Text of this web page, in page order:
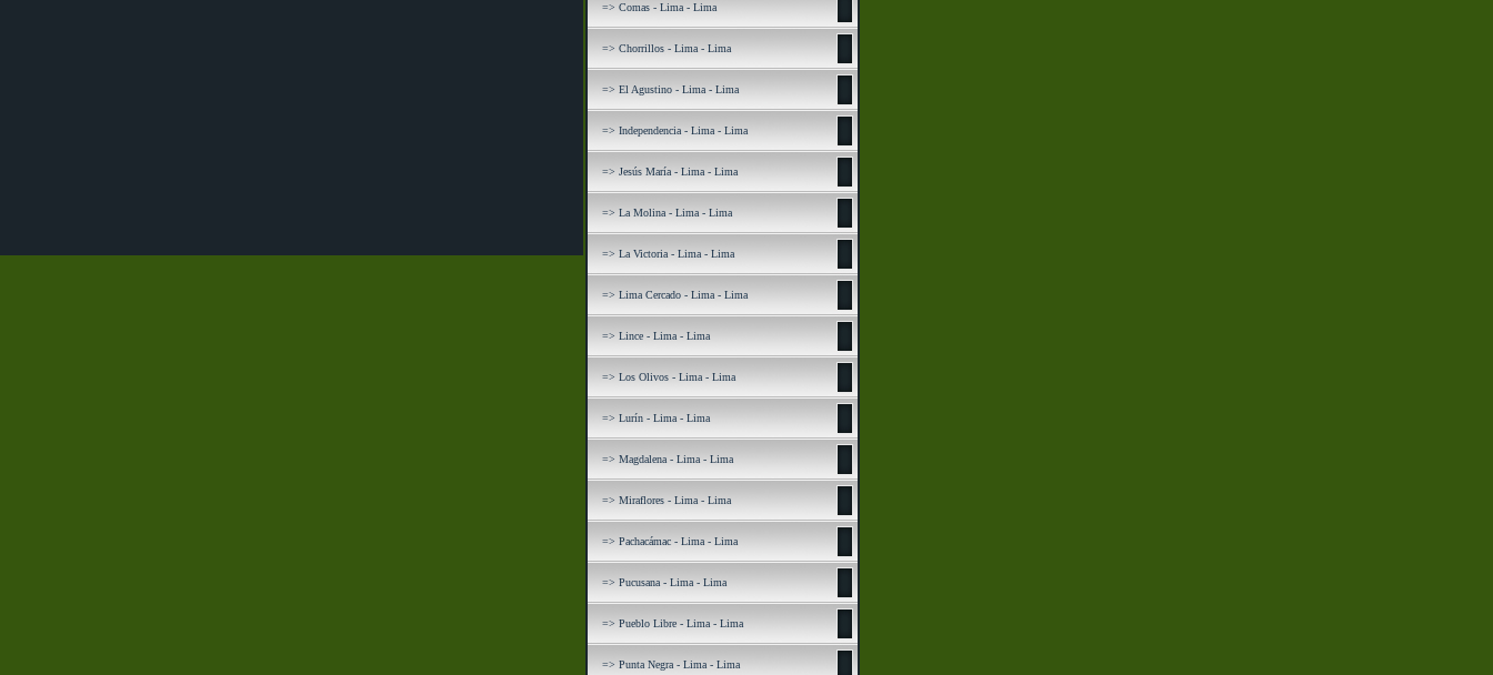
=> Comas - Lima - Lima
=> Chorrillos - Lima - Lima
=> El Agustino - Lima - Lima
=> Independencia - Lima - Lima
=> Jesús María - Lima - Lima
=> La Molina - Lima - Lima
=> La Victoria - Lima - Lima
=> Lima Cercado - Lima - Lima
=> Lince - Lima - Lima
=> Los Olivos - Lima - Lima
=> Lurín - Lima - Lima
=> Magdalena - Lima - Lima
=> Miraflores - Lima - Lima
=> Pachacámac - Lima - Lima
=> Pucusana - Lima - Lima
=> Pueblo Libre - Lima - Lima
=> Punta Negra - Lima - Lima